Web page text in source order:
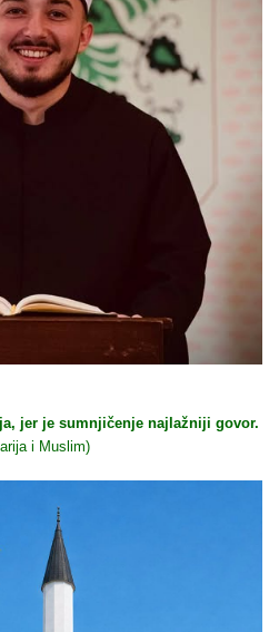
jer je sumnjičenje najlažniji govor.
i Muslim)